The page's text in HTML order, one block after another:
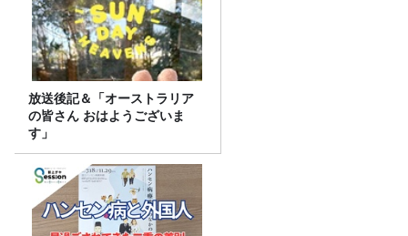
放送後記＆「オーストラリア
の皆さん おはようございま
す」